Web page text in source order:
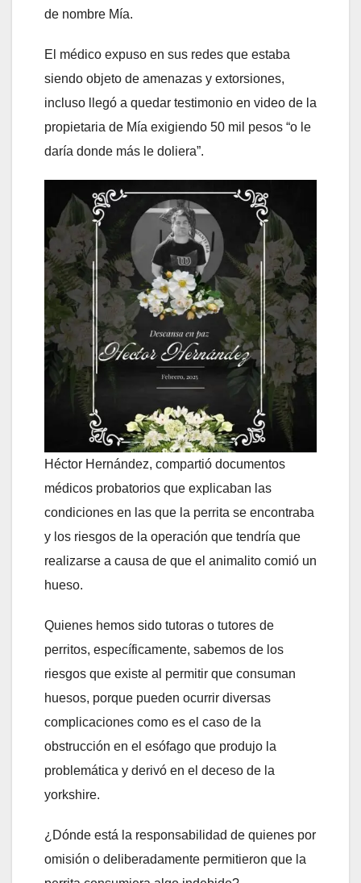
de nombre Mía.
El médico expuso en sus redes que estaba
siendo objeto de amenazas y extorsiones,
incluso llegó a quedar testimonio en video de la
propietaria de Mía exigiendo 50 mil pesos “o le
daría donde más le doliera”.
Héctor Hernández, compartió documentos
médicos probatorios que explicaban las
condiciones en las que la perrita se encontraba
y los riesgos de la operación que tendría que
realizarse a causa de que el animalito comió un
hueso.
Quienes hemos sido tutoras o tutores de
perritos, específicamente, sabemos de los
riesgos que existe al permitir que consuman
huesos, porque pueden ocurrir diversas
complicaciones como es el caso de la
obstrucción en el esófago que produjo la
problemática y derivó en el deceso de la
yorkshire.
¿Dónde está la responsabilidad de quienes por
omisión o deliberadamente permitieron que la